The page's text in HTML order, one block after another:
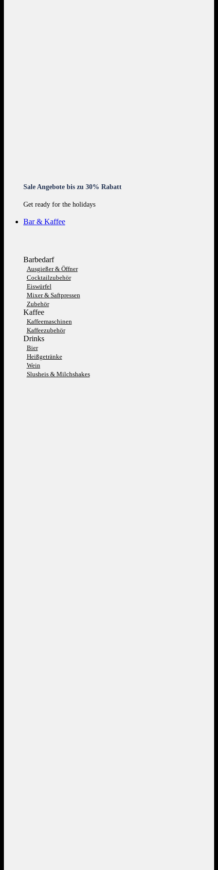
Sale Angebote bis zu 30% Rabatt
Get ready for the holidays
Bar & Kaffee
Barbedarf
Ausgießer & Öffner
Cocktailzubehör
Eiswürfel
Mixer & Saftpressen
Zubehör
Kaffee
Kaffeemaschinen
Kaffeezubehör
Drinks
Bier
Heißgetränke
Wein
Slusheis & Milchshakes